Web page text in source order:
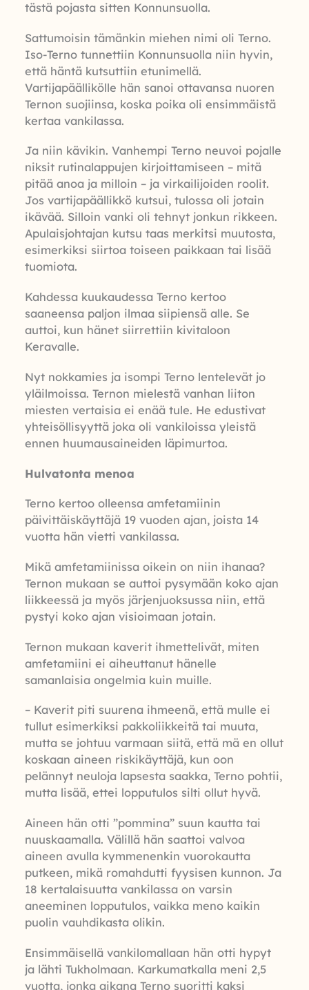
tästä pojasta sitten Konnunsuolla.
Sattumoisin tämänkin miehen nimi oli Terno.
Iso-Terno tunnettiin Konnunsuolla niin hyvin,
että häntä kutsuttiin etunimellä.
Vartijapäällikölle hän sanoi ottavansa nuoren
Ternon suojiinsa, koska poika oli ensimmäistä
kertaa vankilassa.
Ja niin kävikin. Vanhempi Terno neuvoi pojalle
niksit rutinalappujen kirjoittamiseen – mitä
pitää anoa ja milloin – ja virkailijoiden roolit.
Jos vartijapäällikkö kutsui, tulossa oli jotain
ikävää. Silloin vanki oli tehnyt jonkun rikkeen.
Apulaisjohtajan kutsu taas merkitsi muutosta,
esimerkiksi siirtoa toiseen paikkaan tai lisää
tuomiota.
Kahdessa kuukaudessa Terno kertoo
saaneensa paljon ilmaa siipiensä alle. Se
auttoi, kun hänet siirrettiin kivitaloon
Keravalle.
Nyt nokkamies ja isompi Terno lentelevät jo
yläilmoissa. Ternon mielestä vanhan liiton
miesten vertaisia ei enää tule. He edustivat
yhteisöllisyyttä joka oli vankiloissa yleistä
ennen huumausaineiden läpimurtoa.
Hulvatonta menoa
Terno kertoo olleensa amfetamiinin
päivittäiskäyttäjä 19 vuoden ajan, joista 14
vuotta hän vietti vankilassa.
Mikä amfetamiinissa oikein on niin ihanaa?
Ternon mukaan se auttoi pysymään koko ajan
liikkeessä ja myös järjenjuoksussa niin, että
pystyi koko ajan visioimaan jotain.
Ternon mukaan kaverit ihmettelivät, miten
amfetamiini ei aiheuttanut hänelle
samanlaisia ongelmia kuin muille.
– Kaverit piti suurena ihmeenä, että mulle ei
tullut esimerkiksi pakkoliikkeitä tai muuta,
mutta se johtuu varmaan siitä, että mä en ollut
koskaan aineen riskikäyttäjä, kun oon
pelännyt neuloja lapsesta saakka, Terno pohtii,
mutta lisää, ettei lopputulos silti ollut hyvä.
Aineen hän otti ”pommina” suun kautta tai
nuuskaamalla. Välillä hän saattoi valvoa
aineen avulla kymmenenkin vuorokautta
putkeen, mikä romahdutti fyysisen kunnon. Ja
18 kertalaisuutta vankilassa on varsin
aneeminen lopputulos, vaikka meno kaikin
puolin vauhdikasta olikin.
Ensimmäisellä vankilomallaan hän otti hypyt
ja lähti Tukholmaan. Karkumatkalla meni 2,5
vuotta, jonka aikana Terno suoritti kaksi